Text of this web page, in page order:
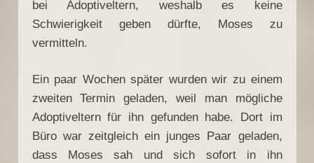
bei Adoptiveltern, weshalb es keine
Schwierigkeit geben dürfte, Moses zu
vermitteln.
Ein paar Wochen später wurden wir zu einem
zweiten Termin geladen, weil man mögliche
Adoptiveltern für ihn gefunden habe. Dort im
Büro war zeitgleich ein junges Paar geladen,
dass Moses sah und sich sofort in ihn